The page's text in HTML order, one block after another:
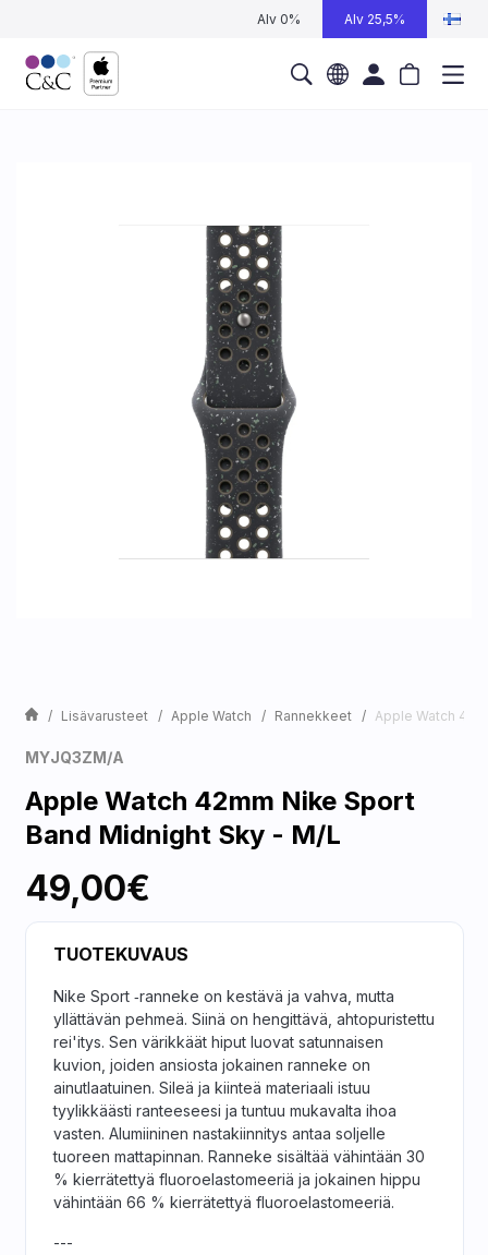
Alv 0% Alv 25,5%
Lisävarusteet Apple Watch Rannekkeet Apple Watch
MYJQ3ZM/A
Apple Watch 42mm Nike Sport
Band Midnight Sky - M/L
49,00€
TUOTEKUVAUS
Nike Sport ‑ranneke on kestävä ja vahva, mutta
yllättävän pehmeä. Siinä on hengittävä, ahtopuristettu
rei'itys. Sen värikkäät hiput luovat satunnaisen
kuvion, joiden ansiosta jokainen ranneke on
ainutlaatuinen. Sileä ja kiinteä materiaali istuu
tyylikkäästi ranteeseesi ja tuntuu mukavalta ihoa
vasten. Alumiininen nastakiinnitys antaa soljelle
tuoreen mattapinnan. Ranneke sisältää vähintään 30
% kierrätettyä fluoroelastomeeriä ja jokainen hippu
vähintään 66 % kierrätettyä fluoroelastomeeriä.
---